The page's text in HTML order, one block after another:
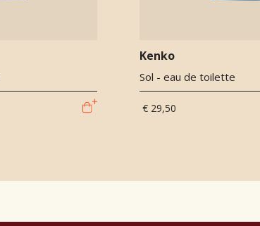
Kenko
Sol - eau de toilette
€ 29,50